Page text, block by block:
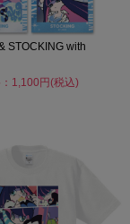
STOCKING with
1,100円(税込)